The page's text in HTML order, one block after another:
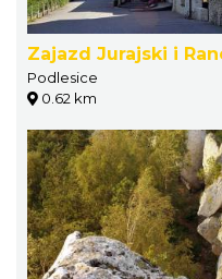
Zajazd Jurajski i
Podlesice
0.62 km